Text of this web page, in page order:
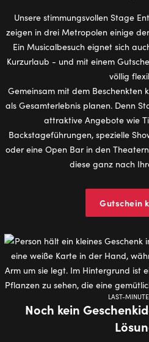
Unsere stimmungsvollen Stage
zeigen in drei Metropolen einige
Ein Musicalbesuch eignet sich
Kurzurlaub - und mit einem
völlig
Gemeinsam mit dem Beschenkten
als Gesamterlebnis planen. Denn
attraktive Angebote wie
Backstageführungen, spezielle
oder eine Open Bar in den
diese ganz nach
Gutschein
LAST-
Noch kein